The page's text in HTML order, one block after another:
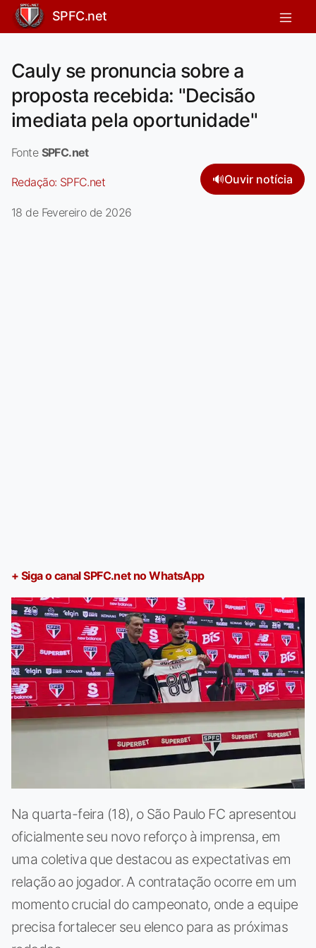
SPFC.net
Cauly se pronuncia sobre a
proposta recebida: "Decisão
imediata pela oportunidade"
Fonte SPFC.net
Redação: SPFC.net 🔊Ouvir notícia
18 de Fevereiro de 2026
+ Siga o canal SPFC.net no WhatsApp
Na quarta-feira (18), o São Paulo FC apresentou
oficialmente seu novo reforço à imprensa, em
uma coletiva que destacou as expectativas em
relação ao jogador. A contratação ocorre em um
momento crucial do campeonato, onde a equipe
precisa fortalecer seu elenco para as próximas